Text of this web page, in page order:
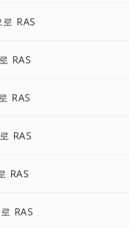
로 RAS
RAS
RAS
RAS
RAS
RAS